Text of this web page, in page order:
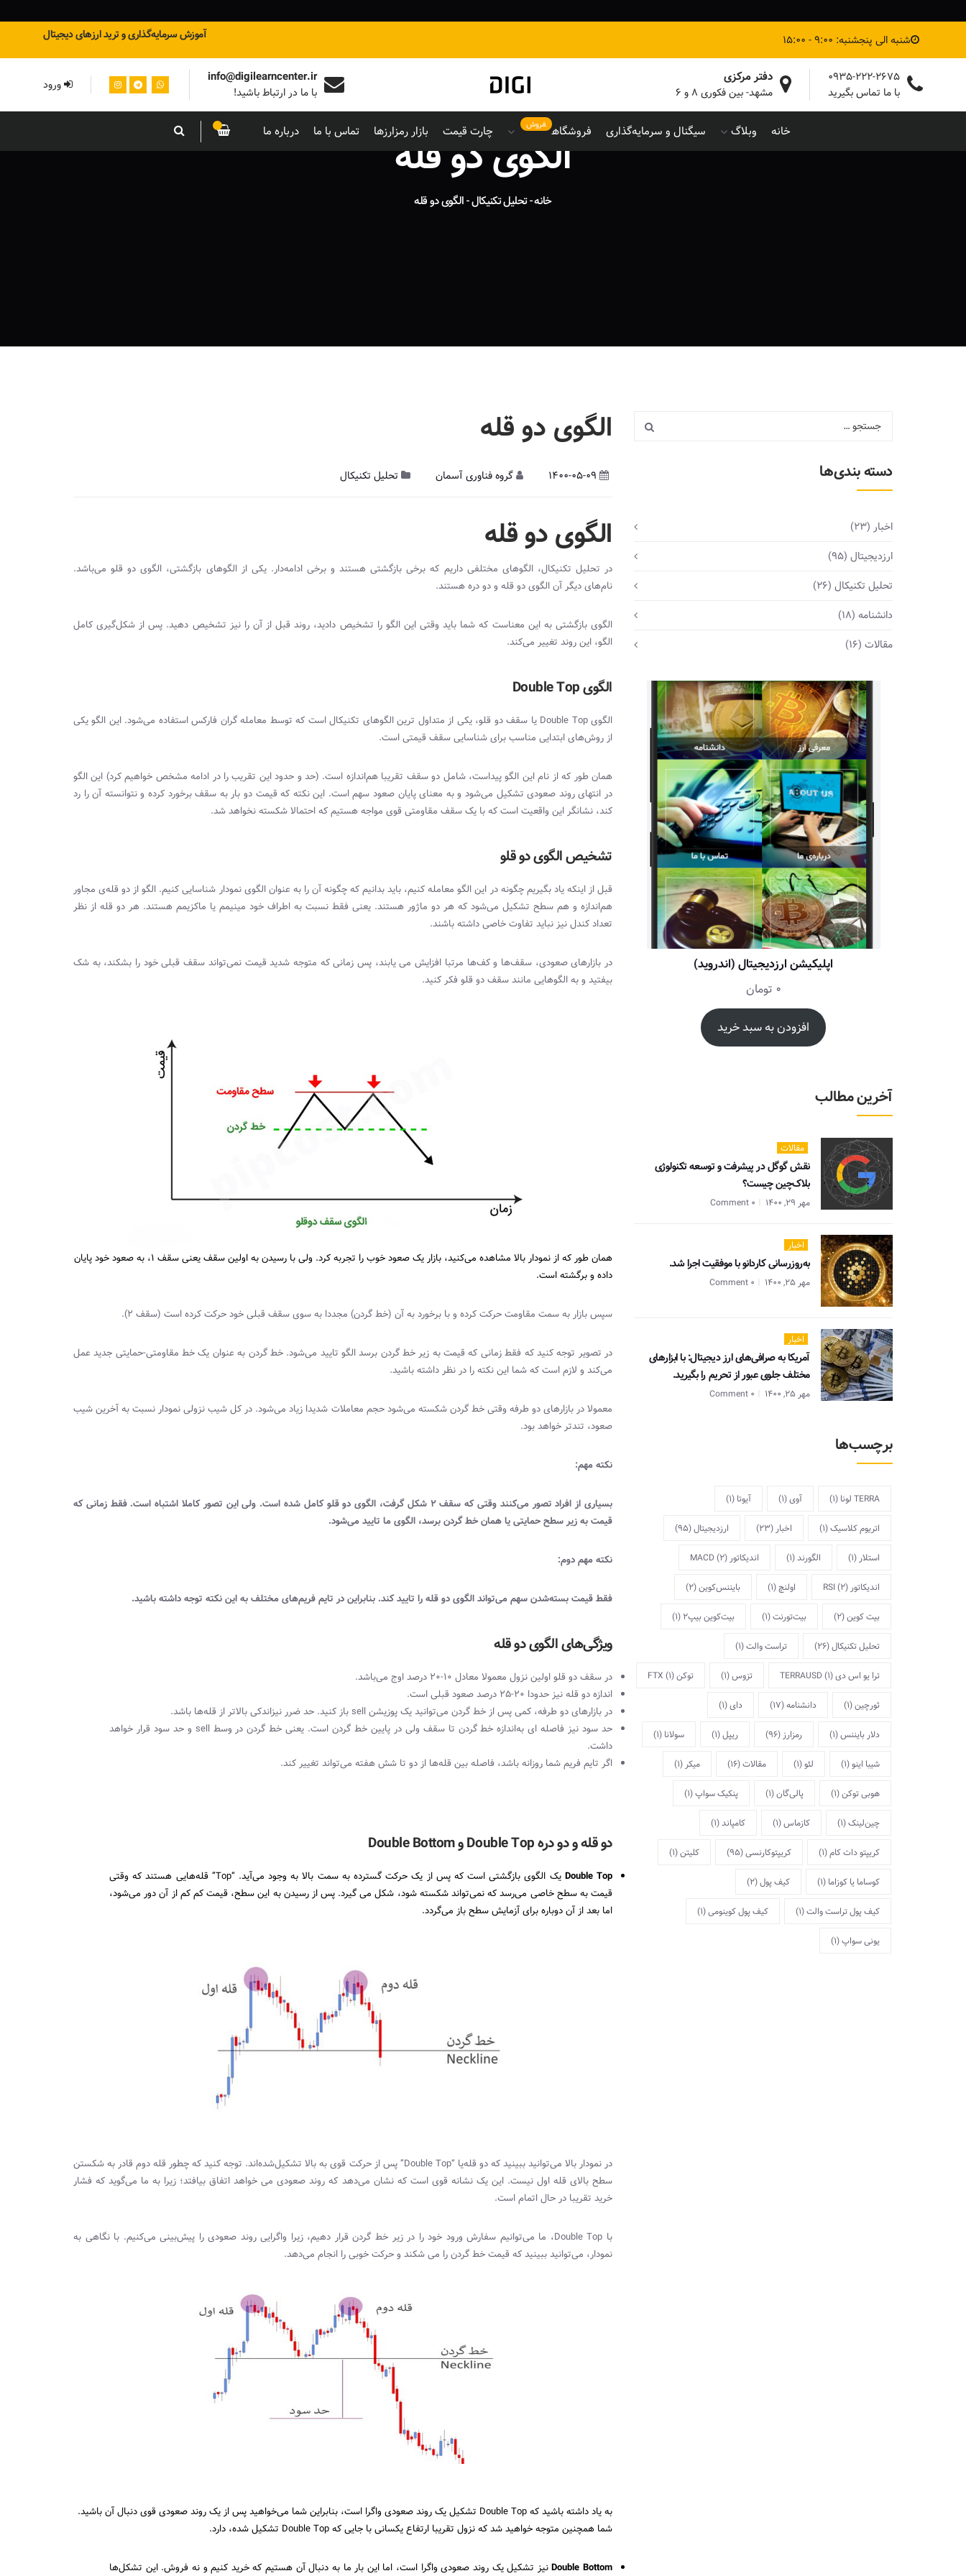
شنبه الی پنجشنبه: 9:00 - 15:00 آموزش سرمایه‌گذاری و ترید ارزهای دیجیتال
0935-222-2675
با ما تماس بگیرید
دفتر مرکزی
مشهد- بین فکوری ۸ و ۶
info@digilearncenter.ir
با ما در ارتباط باشید! ورود
خانه وبلاگ سیگنال و سرمایه‌گذاری فروشگاه فروش چارت قیمت بازار رمزارزها تماس با ما درباره ما الگوی دو قله
خانه-تحلیل تکنیکال-الگوی دو قله
الگوی دو قله
1400-05-09 گروه فناوری آسمان تحلیل تکنیکال
الگوی دو قله
در تحلیل تکنیکال، الگوهای مختلفی داریم که برخی بازگشتی هستند و برخی ادامه‌دار. یکی از الگوهای بازگشتی، الگوی دو قلو می‌باشد.
نام‌های دیگر آن الگوی دو قله و دو دره هستند.
الگوی بازگشتی به این معناست که شما باید وقتی این الگو را تشخیص دادید، روند قبل از آن را نیز تشخیص دهید. پس از شکل‌گیری کامل
الگو، این روند تغییر می‌کند.
الگویDouble Top
الگویDouble Top یا سقف دو قلو، یکی از متداول ترین الگوهای تکنیکال است که توسط معامله گران فارکس استفاده می‌شود. این الگو یکی
از روش‌های ابتدایی مناسب برای شناسایی سقف قیمتی است.
همان طور که از نام این الگو پیداست، شامل دو سقف تقریبا هم‌اندازه است. (حد و حدود این تقریب را در ادامه مشخص خواهیم کرد) این الگو
در انتهای روند صعودی تشکیل می‌شود و به معنای پایان صعود سهم است. این نکته که قیمت دو بار به سقف برخورد کرده و نتوانسته آن را رد
کند، نشانگر این واقعیت است که با یک سقف مقاومتی قوی مواجه هستیم که احتمالا شکسته نخواهد شد.
تشخیص الگوی دو قلو
قبل از اینکه یاد بگیریم چگونه در این الگو معامله کنیم، باید بدانیم که چگونه آن را به عنوان الگوی نمودار شناسایی کنیم. الگو از دو قله‌ی مجاور
هم‌اندازه و هم سطح تشکیل می‌شود که هر دو ماژور هستند. یعنی فقط نسبت به اطراف خود مینیمم یا ماکزیمم هستند. هر دو قله از نظر
تعداد کندل نیز نباید تفاوت خاصی داشته باشند.
در بازارهای صعودی، سقف‌ها و کف‌ها مرتبا افزایش می‌ یابند، پس زمانی که متوجه شدید قیمت نمی‌تواند سقف قبلی خود را بشکند، به شک
بیفتید و به الگوهایی مانند سقف دو قلو فکر کنید.
همان طور که از نمودار بالا مشاهده می‌کنید، بازار یک صعود خوب را تجربه کرد. ولی با رسیدن به اولین سقف یعنی سقف ۱، به صعود خود پایان
داده و برگشته است.
سپس بازار به سمت مقاومت حرکت کرده و با برخورد به آن (خط گردن) مجددا به سوی سقف قبلی خود حرکت کرده است (سقف ۲).
در تصویر توجه کنید که فقط زمانی که قیمت به زیر خط گردن برسد الگو تایید می‌شود. خط گردن به عنوان یک خط مقاومتی-حمایتی جدید عمل
می‌کند و لازم است که شما این نکته را در نظر داشته باشید.
معمولا در بازارهای دو طرفه وقتی خط گردن شکسته می‌شود حجم معاملات شدیدا زیاد می‌شود. در کل شیب نزولی نمودار نسبت به آخرین شیب
صعود، تندتر خواهد بود.
نکته مهم:
بسیاری از افراد تصور می‌کنند وقتی که سقف ۲ شکل گرفت، الگوی دو قلو کامل شده است. ولی این تصور کاملا اشتباه است. فقط زمانی که
قیمت به زیر سطح حمایتی یا همان خط گردن برسد، الگوی ما تایید می‌شود.
نکته مهم دوم:
فقط قیمت بسته‌شدن سهم می‌تواند الگوی دو قله را تایید کند. بنابراین در تایم فریم‌های مختلف به این نکته توجه داشته باشید.
ویژگی‌های الگوی دو قله
در سقف دو قلو اولین نزول معمولا معادل ۱۰-۲۰ درصد اوج می‌باشد.
اندازه دو قله نیز حدودا ۲۰-۲۵ درصد صعود قبلی است.
در بازارهای دو طرفه، کمی‌ پس از خط گردن می‌‌توانید یک پوزیشنsellباز کنید. حد ضرر نیز‌اندکی بالاتر از قله‌ها باشد.
حد سود نیز فاصله ای به‌اندازه خط گردن تا سقف ولی در پایین خط گردن است. یعنی خط گردن در وسطsell و حد سود قرار خواهد
داشت.
اگر تایم فریم شما روزانه باشد، فاصله بین قله‌ها از دو تا شش هفته می‌تواند تغییر کند.
دو قله و دو درهDouble TopوDouble Bottom
Double Top یک الگوی بازگشتی است که پس از یک حرکت گسترده به سمت بالا به وجود می‌آید. “Top” قله‌هایی هستند که وقتی
قیمت به سطح خاصی می‌رسد که نمی‌تواند شکسته شود، شکل می گیرد. پس از رسیدن به این سطح، قیمت کم کم از آن دور می‌شود،
اما بعد از آن دوباره برای آزمایش سطح باز می‌گردد.
در نمودار بالا می‌توانید ببینید که دو قله‌یا “Double Top” پس از حرکت قوی به بالا تشکیل‌شده‌اند. توجه کنید که چطور قله دوم قادر به شکستن
سطح بالای قله اول نیست. این یک نشانه قوی است که نشان می‌دهد که روند صعودی می خواهد اتفاق بیافتد؛ زیرا به ما می‌گوید که فشار
خرید تقریبا در حال اتمام است.
با Double Top، ما می‌توانیم سفارش ورود خود را در زیر خط گردن قرار دهیم، زیرا واگرایی روند صعودی را پیش‌بینی می‌کنیم. با نگاهی به
نمودار، می‌توانید ببینید که قیمت خط گردن را می شکند و حرکت خوبی را انجام می‌دهد.
به یاد داشته باشید کهDouble Top تشکیل یک روند صعودی واگرا است، بنابراین شما می‌خواهید پس از یک روند صعودی قوی دنبال آن باشید.
شما همچنین متوجه خواهید شد که نزول تقریبا ارتفاع یکسانی با جایی کهDouble Top تشکیل شده، دارد.
Double Bottomنیز تشکیل یک روند صعودی واگرا است، اما این بار ما به دنبال آن هستیم که خرید کنیم و نه فروش. این تشکل‌ها
دسته بندی‌ها
اخبار (23)
ارزدیجیتال (95)
تحلیل تکنیکال (26)
دانشنامه (18)
مقالات (16)
اپلیکیشن ارزدیجیتال (اندروید)
0 تومان
افزودن به سبد خرید
آخرین مطالب
مقالات
نقش گوگل در پیشرفت و توسعه تکنولوژی
بلاک‌چین چیست؟
مهر 29, 1400 0 Comment
اخبار
به‌روزرسانی کاردانو با موفقیت اجرا شد.
مهر 25, 1400 0 Comment
اخبار
آمریکا به صرافی‌های ارز دیجیتال: با ابزارهای
مختلف جلوی عبور از تحریم را بگیرید.
مهر 25, 1400 0 Comment
برچسب‌ها
TERRA لونا (1) آوی(1) آیوتا (1)
اتریوم کلاسیک(1) اخبار (23) ارزدیجیتال(95)
استلار (1) الگورند(1) اندیکاتور MACD (2)
اندیکاتور RSI (2) اولنچ(1) بایننس‌کوین(2)
بیت کوین(2) بیت‌تورنت(1) بیت‌کوین بیپ2 (1)
تحلیل تکنیکال(26) تراست والت(1)
ترا یو اس دی TERRAUSD(1) تزوس(1) توکن FTX(1)
ثورچین(1) دانشنامه(17) دای(1)
دلار بایننس(1) رمزارز (96) ریپل(1) سولانا (1)
شیبا اینو(1) لئو(1) مقالات(16) میکر (1)
هوبی توکن(1) پالی‌گان(1) پنکیک سواپ(1)
چین‌لینک(1) کازماس(1) کامپاند(1)
کریپتو دات کام(1) کریپتوکارنسی(95) کلیتن(1)
کوساما یا کوزاما (1) کیف پول(2)
کیف پول تراست والت(1) کیف پول کوینومی(1)
یونی سواپ(1)